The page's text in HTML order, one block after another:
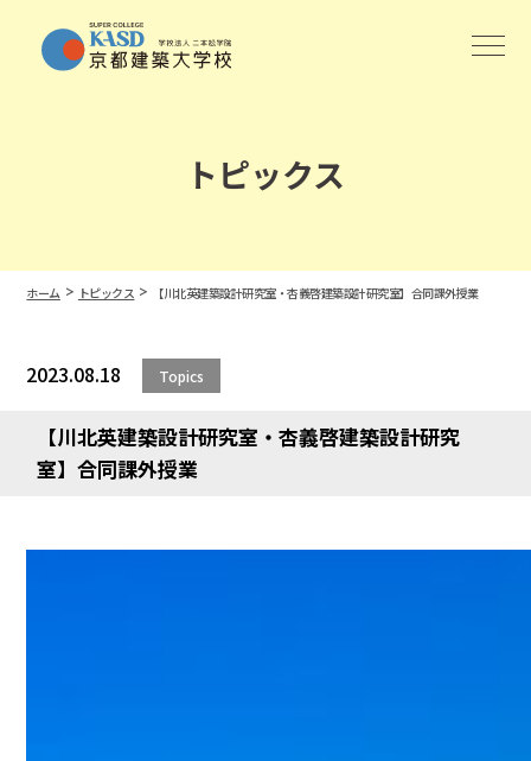
トピックス
ホーム > トピックス > 【川北英建築設計研究室・杏義啓建築設計研究室】合同課外授業
2023.08.18 Topics
【川北英建築設計研究室・杏義啓建築設計研究
室】合同課外授業